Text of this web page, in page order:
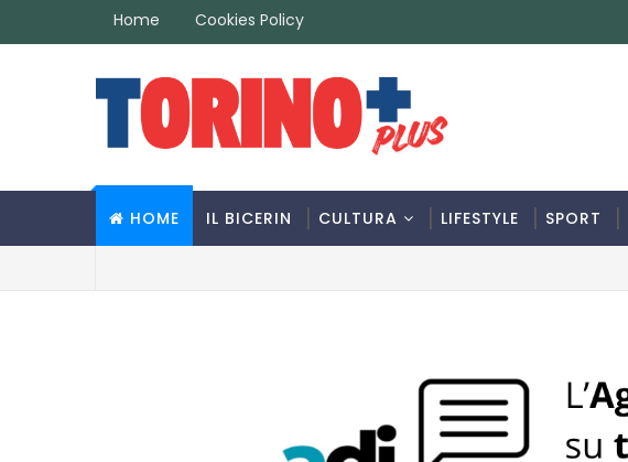
Home Cookies Policy
HOME IL BICERIN CULTURA LIFESTYLE SPORT